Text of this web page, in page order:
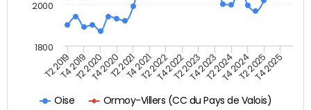
Oise Ormoy-Villers (CC du Pays de Valois)
T2 2019T4 2019T2 2020T4 2020T2 2021T4 2021T2 2022T4 2022T2 2023T4 2023T2 2024T4 2024T2 2025T4 2025
1800
2000